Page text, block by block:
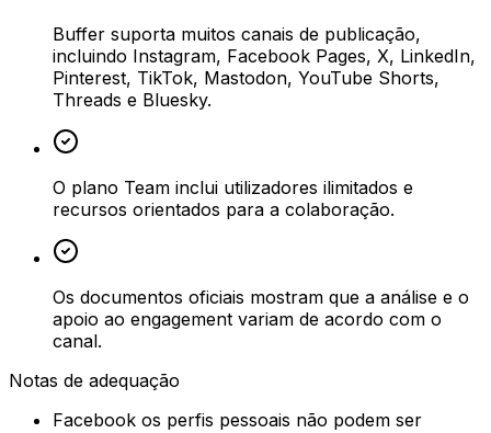
Buffer suporta muitos canais de publicação,
incluindo Instagram, Facebook Pages, X, LinkedIn,
Pinterest, TikTok, Mastodon, YouTube Shorts,
Threads e Bluesky.
O plano Team inclui utilizadores ilimitados e
recursos orientados para a colaboração.
Os documentos oficiais mostram que a análise e o
apoio ao engagement variam de acordo com o
canal.
Notas de adequação
Facebook os perfis pessoais não podem ser